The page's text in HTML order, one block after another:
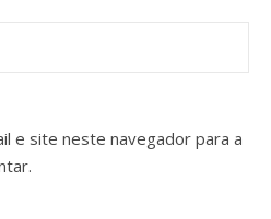
e site neste navegador para a